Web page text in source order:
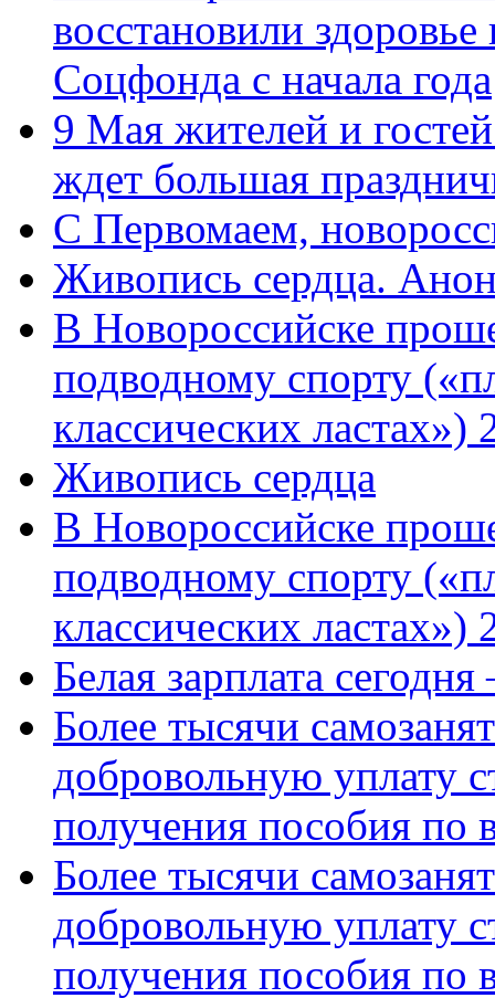
восстановили
Соцфонда с начала года
9 Мая жителей и
ждет большая
C Первомаем,
Живопись сердца.
В Новороссийске
подводному спорту
классических
Живопись сердца
В Новороссийске
подводному спорту
классических ластах»)
Белая зарплата
Более тысячи
добровольную уплату
получения пособия по
Более тысячи
добровольную уплату
получения пособия по